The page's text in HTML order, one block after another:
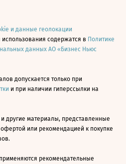
и данные геолокации
использования содержатся в Политике
данных АО «Бизнес Ньюс
допускается только при
и при наличии гиперссылки на
другие материалы, представленные
или рекомендацией к покупке
рекомендательные